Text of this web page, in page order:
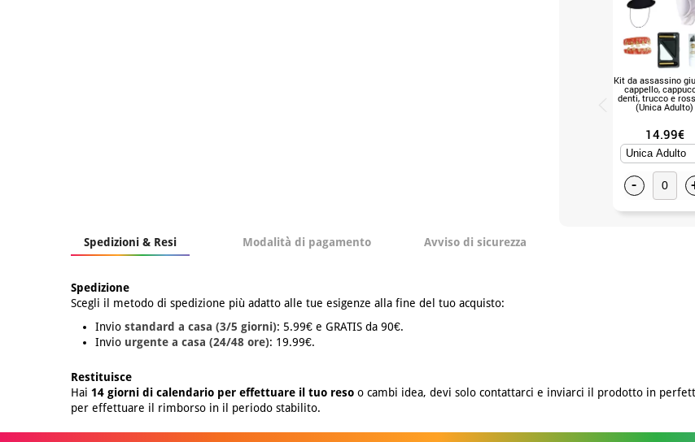
Kit da assassino
cappello,
denti, trucco e
(Unica Adulto)
14.99€
-
Spedizioni & Resi Modalità di pagamento Avviso di sicurezza
Spedizione
Scegli il metodo di spedizione più adatto alle tue esigenze alla fine del tuo acquisto:
Invio standard a casa (3/5 giorni): 5.99€ e GRATIS da 90€.
Invio urgente a casa (24/48 ore): 19.99€.
Restituisce
Hai 14 giorni di calendario per effettuare il tuo reso o cambi idea, devi solo contattarci e inviarci il prodotto in
per effettuare il rimborso in il periodo stabilito.